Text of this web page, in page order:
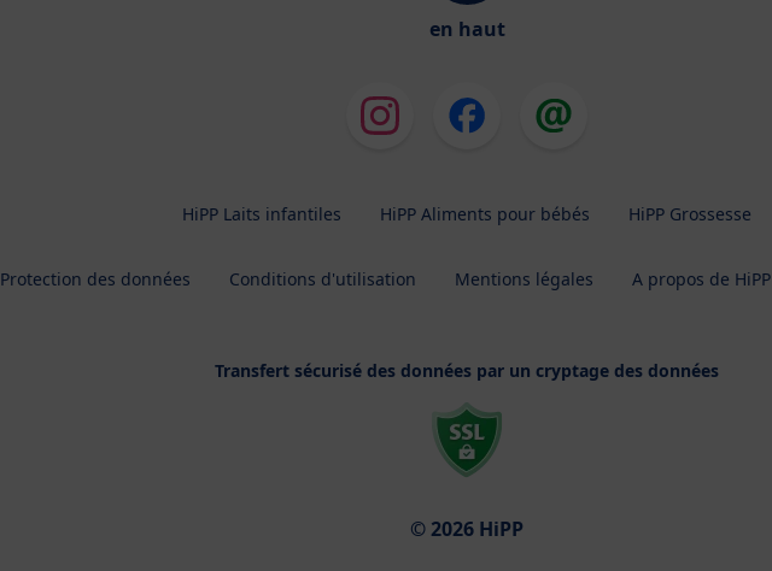
en haut
HiPP Laits infantiles HiPP Aliments pour bébés HiPP Grossesse
Protection des données Conditions d'utilisation Mentions légales A propos de HiPP
Transfert sécurisé des données par un cryptage des données
© 2026 HiPP